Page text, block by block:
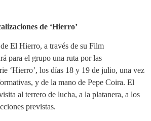
de ‘Hierro’
El Hierro, a través de su Film
para el grupo una ruta por las
‘Hierro’, los días 18 y 19 de julio, una vez
y de la mano de Pepe Coira. El
al terrero de lucha, a la platanera, a los
previstas.